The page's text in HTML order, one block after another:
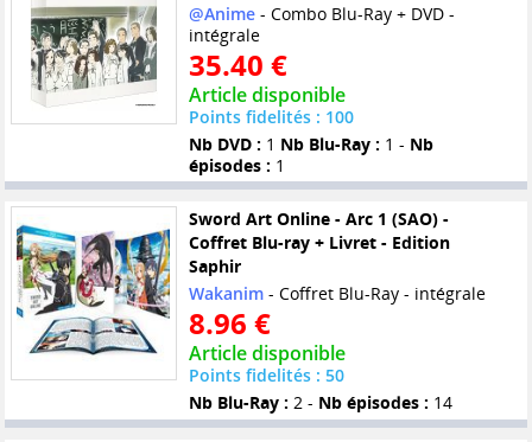
@Anime- Combo Blu-Ray + DVD -
intégrale
35.40 €
Article disponible
Points fidelités : 100
Nb DVD : 1 Nb Blu-Ray : 1 - Nb
épisodes : 1
Sword Art Online - Arc 1 (SAO) -
Coffret Blu-ray + Livret - Edition
Saphir
Wakanim- Coffret Blu-Ray - intégrale
8.96 €
Article disponible
Points fidelités : 50
Nb Blu-Ray : 2 - Nb épisodes : 14